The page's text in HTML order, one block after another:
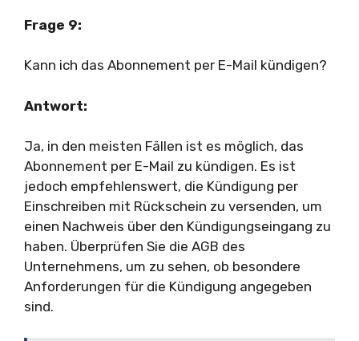
Frage 9:
Kann ich das Abonnement per E-Mail kündigen?
Antwort:
Ja, in den meisten Fällen ist es möglich, das
Abonnement per E-Mail zu kündigen. Es ist
jedoch empfehlenswert, die Kündigung per
Einschreiben mit Rückschein zu versenden, um
einen Nachweis über den Kündigungseingang zu
haben. Überprüfen Sie die AGB des
Unternehmens, um zu sehen, ob besondere
Anforderungen für die Kündigung angegeben
sind.